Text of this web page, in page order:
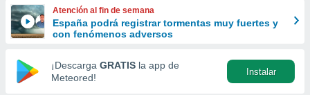
y
forma
digital
basada
Atención al fin de semana
España podrá registrar tormentas muy fuertes y
con fenómenos adversos
¡Descarga GRATIS la app de
Meteored!
Instalar